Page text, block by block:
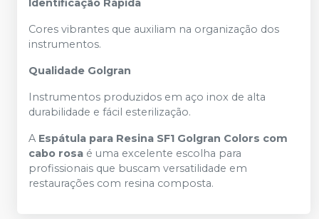
Identificação Rápida
Cores vibrantes que auxiliam na organização dos
instrumentos.
Qualidade Golgran
Instrumentos produzidos em aço inox de alta
durabilidade e fácil esterilização.
A Espátula para Resina SF1 Golgran Colors com
cabo rosa é uma excelente escolha para
profissionais que buscam versatilidade em
restaurações com resina composta.